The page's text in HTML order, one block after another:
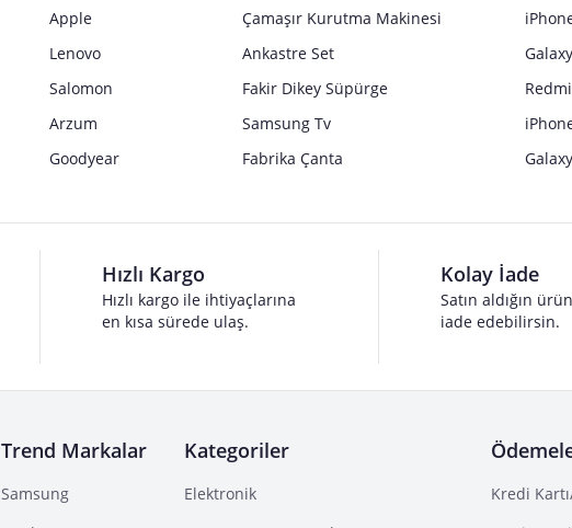
Apple
Lenovo
Salomon
Arzum
Goodyear
Çamaşır Kurutma Makinesi
Ankastre Set
Fakir Dikey Süpürge
Samsung Tv
Fabrika Çanta
Hızlı Kargo
Hızlı kargo ile ihtiyaçlarına
en kısa sürede ulaş.
Kolay İade
Satın aldığın
iade edebilirsin.
Trend Markalar
Samsung
Kategoriler
Elektronik
Kredi